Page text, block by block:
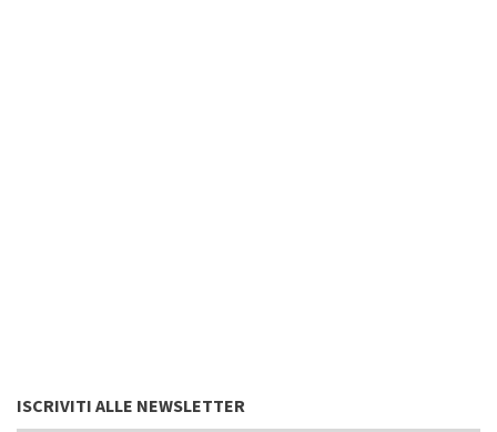
ISCRIVITI ALLE NEWSLETTER